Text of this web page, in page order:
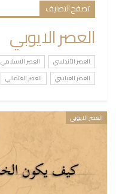
تصفح التصنيف
العصر الايوبي
العصر الأندلسي العصر الاسلامي
العصر العباسي
العصر العثماني
العصر الايوبي